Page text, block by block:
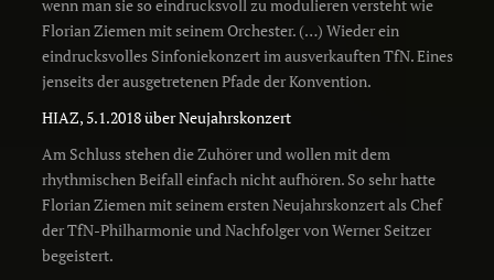
wenn man sie so eindrucksvoll zu modulieren versteht wie
Florian Ziemen mit seinem Orchester. (…) Wieder ein
eindrucksvolles Sinfoniekonzert im ausverkauften TfN. Eines
jenseits der ausgetretenen Pfade der Konvention.
HIAZ, 5.1.2018 über Neujahrskonzert
Am Schluss stehen die Zuhörer und wollen mit dem
rhythmischen Beifall einfach nicht aufhören. So sehr hatte
Florian Ziemen mit seinem ersten Neujahrskonzert als Chef
der TfN-Philharmonie und Nachfolger von Werner Seitzer
begeistert.